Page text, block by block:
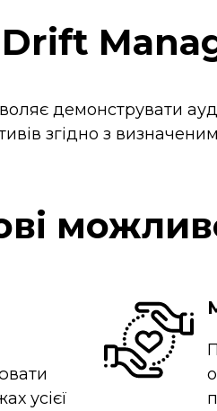
Drift
демонструвати
згідно з
усієї